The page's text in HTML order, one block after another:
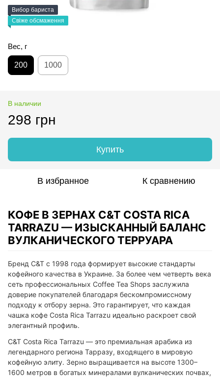
Вибор бариста
Свіже обсмаження
Вес, г
200 1000
В наличии
298 грн
Купить
В избранное К сравнению
КОФЕ В ЗЕРНАХ C&T COSTA RICA
TARRAZU — ИЗЫСКАННЫЙ БАЛАНС
ВУЛКАНИЧЕСКОГО ТЕРРУАРА
Бренд C&T с 1998 года формирует высокие стандарты
кофейного качества в Украине. За более чем четверть века
сеть профессиональных Coffee Tea Shops заслужила
доверие покупателей благодаря бескомпромиссному
подходу к отбору зерна. Это гарантирует, что каждая
чашка кофе Costa Rica Tarrazu идеально раскроет свой
элегантный профиль.
C&T Costa Rica Tarrazu — это премиальная арабика из
легендарного региона Тарразу, входящего в мировую
кофейную элиту. Зерно выращивается на высоте 1300–
1600 метров в богатых минералами вулканических почвах,